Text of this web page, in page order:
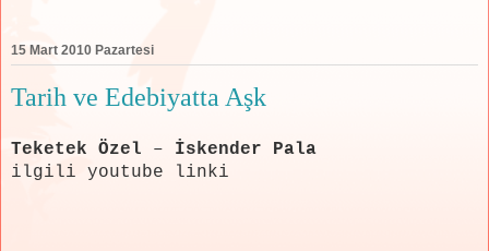
15 Mart 2010 Pazartesi
Tarih ve Edebiyatta Aşk
Teketek Özel – İskender Pala
ilgili youtube linki